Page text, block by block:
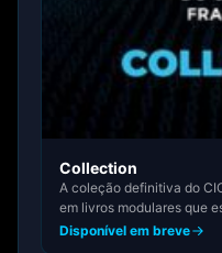
Collection
A coleção definitiva do
em livros modulares que
Disponível em breve